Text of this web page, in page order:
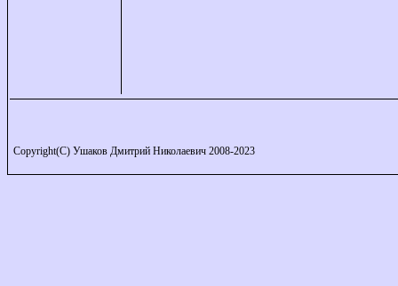
Copyright(C) Ушаков Дмитрий Николаевич 2008-2023